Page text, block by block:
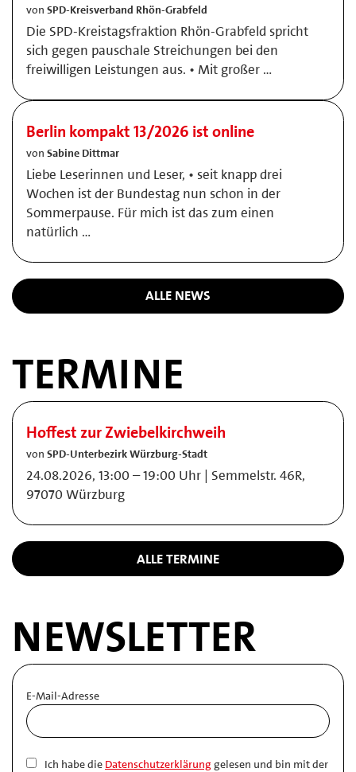
von SPD-Kreisverband Rhön-Grabfeld
Die SPD-Kreistagsfraktion Rhön-Grabfeld spricht
sich gegen pauschale Streichungen bei den
freiwilligen Leistungen aus. • Mit großer …
Berlin kompakt 13/2026 ist online
von Sabine Dittmar
Liebe Leserinnen und Leser, • seit knapp drei
Wochen ist der Bundestag nun schon in der
Sommerpause. Für mich ist das zum einen
natürlich …
ALLE NEWS
TERMINE
Hoffest zur Zwiebelkirchweih
von SPD-Unterbezirk Würzburg-Stadt
24.08.2026, 13:00 – 19:00 Uhr | Semmelstr. 46R,
97070 Würzburg
ALLE TERMINE
NEWSLETTER
E-Mail-Adresse
Ich habe die Datenschutzerklärung gelesen und bin mit der